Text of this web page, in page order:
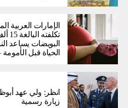
الإمارات العربية
البويضات يساعد
الحياة قبل الأمومة
انظر: ولي عهد
زيارة رسمية